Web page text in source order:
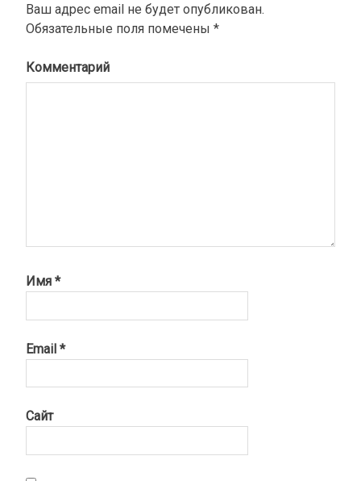
Ваш адрес email не будет опубликован.
Обязательные поля помечены *
Комментарий
Имя *
Email *
Сайт